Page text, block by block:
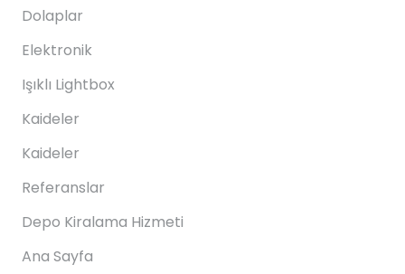
Dolaplar
Elektronik
Işıklı Lightbox
Kaideler
Kaideler
Referanslar
Depo Kiralama Hizmeti
Ana Sayfa